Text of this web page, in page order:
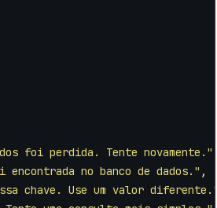
foi perdida. Tente novamente."
no banco de dados." ,
chave. Use um valor diferente."